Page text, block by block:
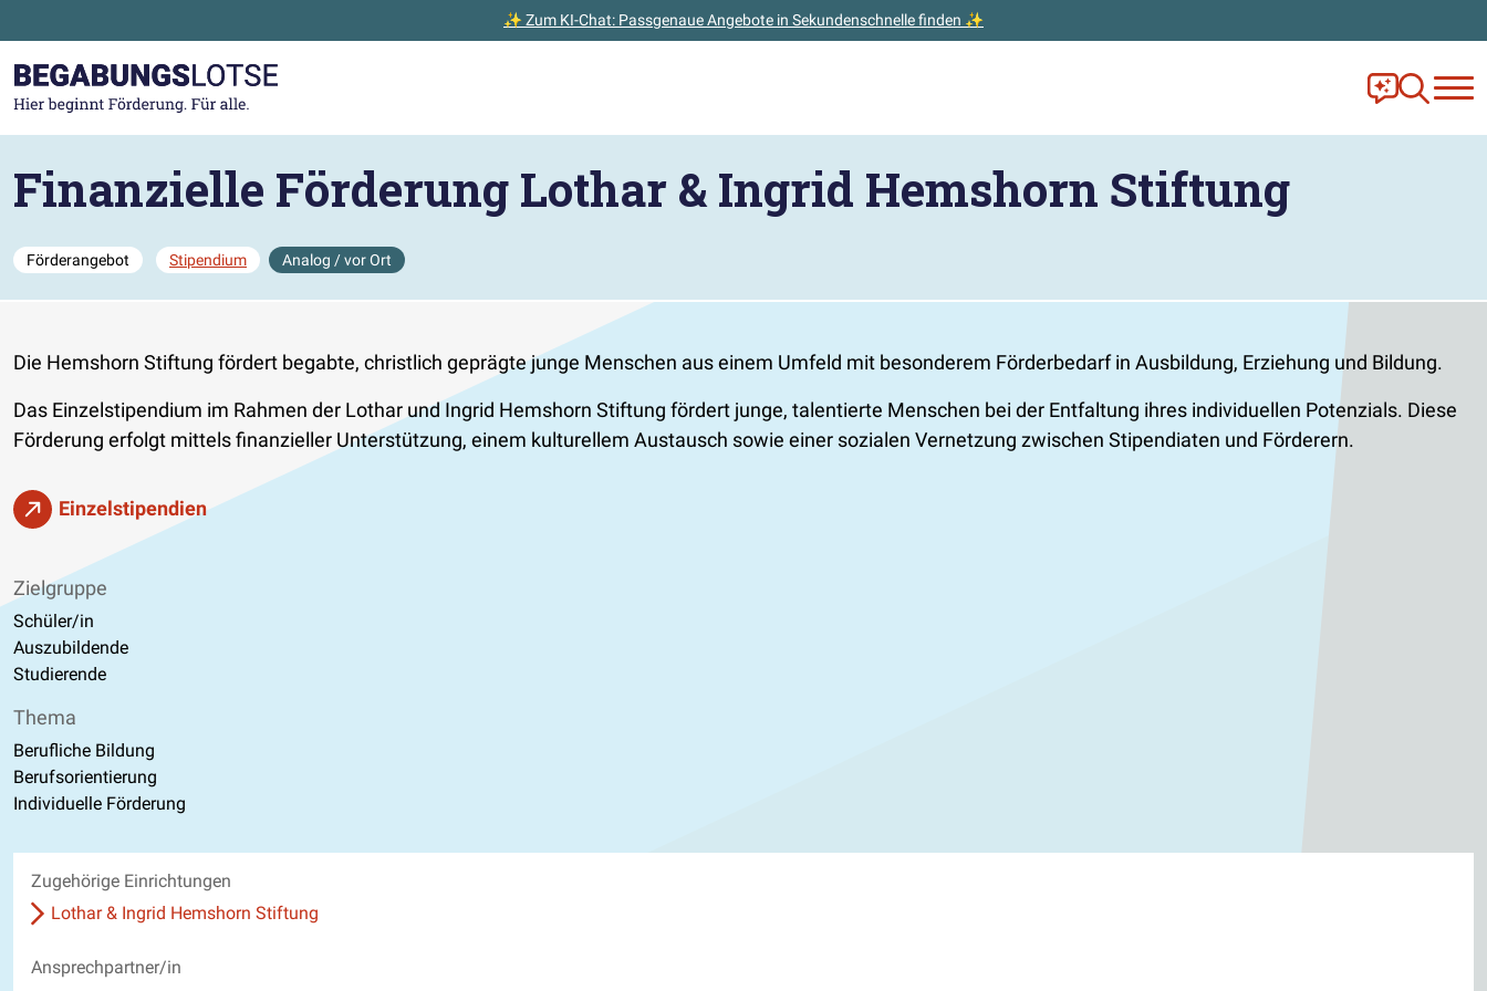
✨ Zum KI-Chat: Passgenaue Angebote in Sekundenschnelle finden ✨
Zur Startseite gehen
Frag Ella!
Zur
Finanzielle Förderung Lothar & Ingrid Hemshorn Stiftung
Förderangebot Stipendium Analog / vor Ort
Die Hemshorn Stiftung fördert begabte, christlich geprägte junge Menschen aus einem Umfeld mit besonderem Förderbedarf in Ausbildung, Erziehung und Bildung.
Das Einzelstipendium im Rahmen der Lothar und Ingrid Hemshorn Stiftung fördert junge, talentierte Menschen bei der Entfaltung ihres individuellen Potenzials. Diese
Förderung erfolgt mittels finanzieller Unterstützung, einem kulturellem Austausch sowie einer sozialen Vernetzung zwischen Stipendiaten und Förderern.
Einzelstipendien
Zielgruppe
Schüler/in
Auszubildende
Studierende
Thema
Berufliche Bildung
Berufsorientierung
Individuelle Förderung
Zugehörige Einrichtungen
Lothar & Ingrid Hemshorn Stiftung
Ansprechpartner/in